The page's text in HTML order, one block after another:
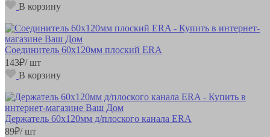
В корзину
Соединитель 60х120мм плоский ERA
143₽/ шт
В корзину
Держатель 60х120мм д/плоского канала ERA
89₽/ шт